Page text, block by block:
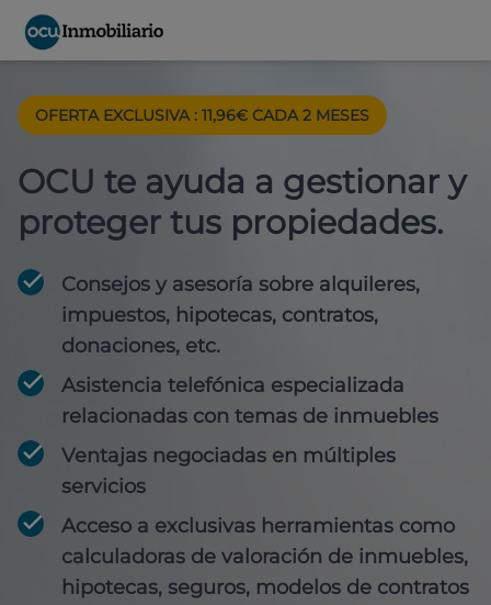
OFERTA EXCLUSIVA : 11,96€ CADA 2 MESES
OCU te ayuda a gestionar y
proteger tus propiedades.
Consejos y asesoría sobre alquileres,
impuestos, hipotecas, contratos,
donaciones, etc.
Asistencia telefónica especializada
relacionadas con temas de inmuebles
Ventajas negociadas en múltiples
servicios
Acceso a exclusivas herramientas como
calculadoras de valoración de inmuebles,
hipotecas, seguros, modelos de contratos